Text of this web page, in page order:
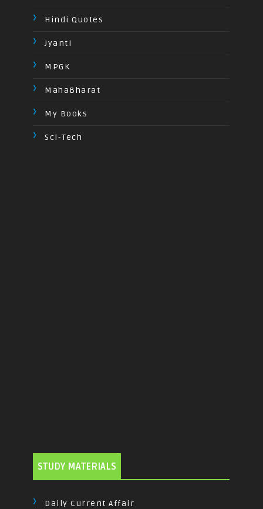
Hindi Quotes
Jyanti
MPGK
MahaBharat
My Books
Sci-Tech
STUDY MATERIALS
Daily Current Affair